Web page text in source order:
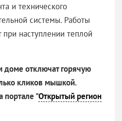
и технического
системы. Работы
наступлении теплой
доме отключат горячую
кликов мышкой.
портале "Открытый регион